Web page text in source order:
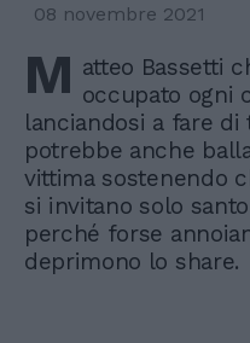
08 novembre 2021
M atteo Bassetti
occupato ogni
lanciandosi a fare di
potrebbe anche
vittima sostenendo
si invitano solo
perché forse
deprimono lo share.